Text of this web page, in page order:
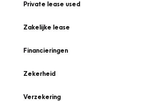
Private lease used
Zakelijke lease
Financieringen
Zekerheid
Verzekering